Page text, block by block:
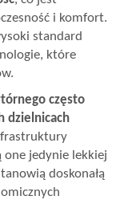
i komfort.
standard
które
często
dzielnicach
one jedynie lekkiej
doskonałą